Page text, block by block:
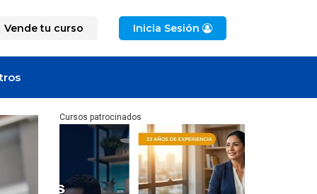
Vende tu curso Inicia Sesión
Cursos patrocinados